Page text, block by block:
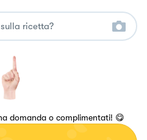
domanda o complimentati! 😋